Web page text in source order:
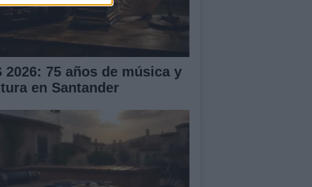
2026: 75 años de música y
en Santander